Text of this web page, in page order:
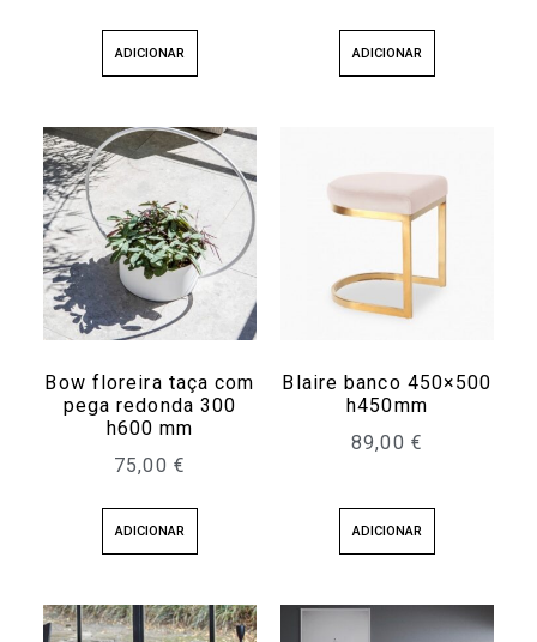
ADICIONAR ADICIONAR
Bow floreira taça com
pega redonda 300
h600 mm
75,00 €
ADICIONAR
Blaire banco 450×500
h450mm
89,00 €
ADICIONAR